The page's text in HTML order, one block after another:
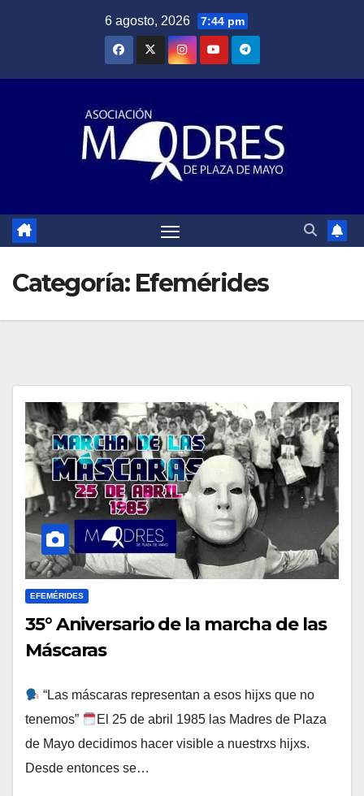
6 agosto, 2026 7:44 pm
Categoría: Efemérides
EFEMÉRIDES
35° Aniversario de la marcha de las
Máscaras
“Las máscaras representan a esos hijxs que no
tenemos”
El 25 de abril 1985 las Madres de Plaza
de Mayo decidimos hacer visible a nuestrxs hijxs.
Desde entonces se…